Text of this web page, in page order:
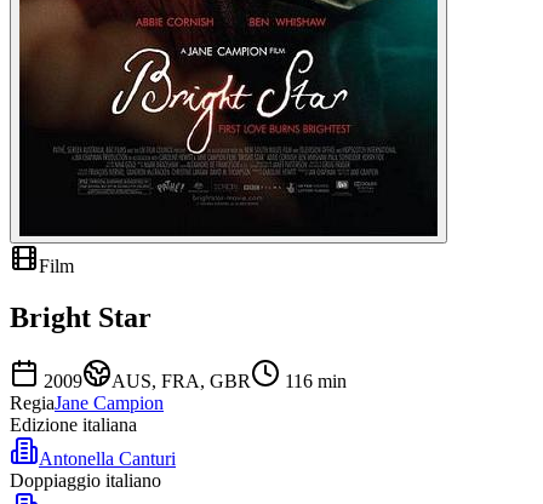
Film
Bright Star
2009 AUS, FRA, GBR 116 min
RegiaJane Campion
Edizione italiana
Antonella Canturi
Doppiaggio italiano